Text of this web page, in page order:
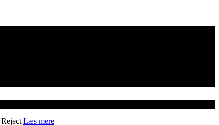
Reject Læs mere